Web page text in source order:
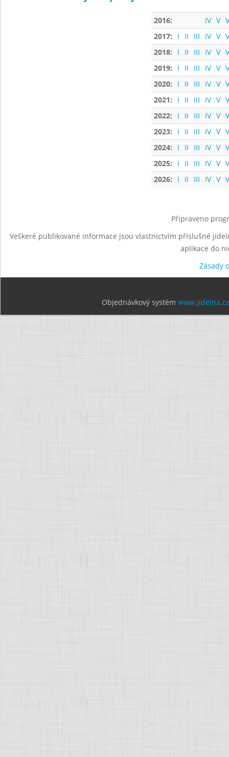
2016: IV V
2017:
I II III IV V
2018:
I II III IV V
2019:
I II III IV V
2020:
I II III IV V
2021:
I II III IV V
2022:
I II III IV V
2023:
I II III IV V
2024:
I II III IV V
2025:
I II III IV V
2026:
I II III IV V
Připraveno
Veškeré publikované informace jsou vlastnictvím příslušné
aplikace do
Zásady
Objednávkový systém www.jidelna.cz